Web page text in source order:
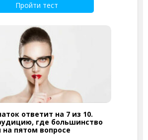
Пройти тест
ответит на 7 из 10.
где большинство
на пятом вопросе